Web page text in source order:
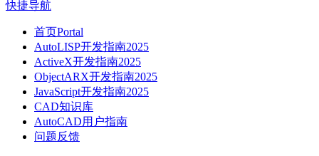
快捷导航
首页Portal
AutoLISP开发指南2025
ActiveX开发指南2025
ObjectARX开发指南2025
JavaScript开发指南2025
CAD知识库
AutoCAD用户指南
问题反馈